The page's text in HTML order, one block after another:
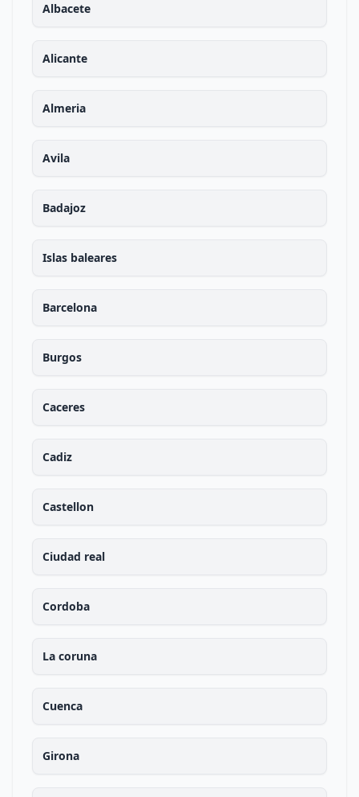
Albacete
Alicante
Almeria
Avila
Badajoz
Islas baleares
Barcelona
Burgos
Caceres
Cadiz
Castellon
Ciudad real
Cordoba
La coruna
Cuenca
Girona